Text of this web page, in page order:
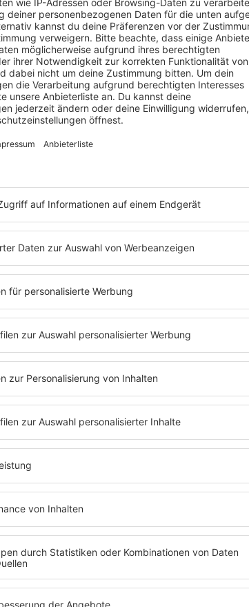
Podcast veröffentlicht.
noch mehr
MAX
Giermann bei Barbara Schöneberger
Kleinstadtleben und die Arbeit nach
Vorgaben.
LESEN